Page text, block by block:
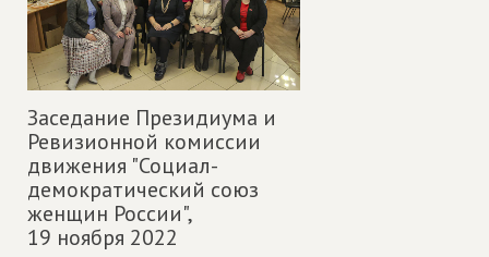
Заседание Президиума и
Ревизионной комиссии
движения "Социал-
демократический союз
женщин России",
19 ноября 2022